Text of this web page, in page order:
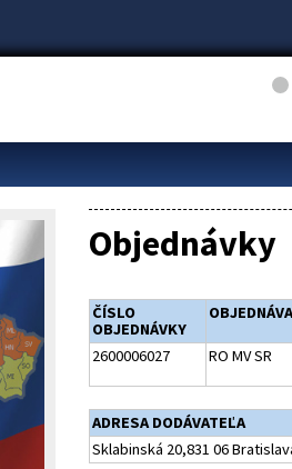
Objednávky
ČÍSLO
OBJEDNÁVKY
2600006027 RO MV SR
ADRESA DODÁVATEĽA
Sklabinská 20,831 06